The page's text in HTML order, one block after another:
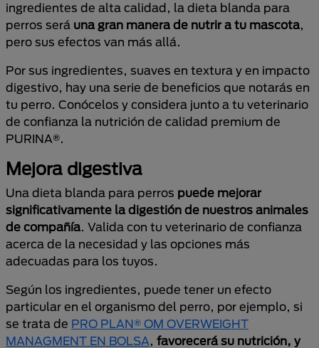
ingredientes de alta calidad, la dieta blanda para
perros será una gran manera de nutrir a tu mascota,
pero sus efectos van más allá.
Por sus ingredientes, suaves en textura y en impacto
digestivo, hay una serie de beneficios que notarás en
tu perro. Conócelos y considera junto a tu veterinario
de confianza la nutrición de calidad premium de
PURINA®.
Mejora digestiva
Una dieta blanda para perros puede mejorar
significativamente la digestión de nuestros animales
de compañía. Valida con tu veterinario de confianza
acerca de la necesidad y las opciones más
adecuadas para los tuyos.
Según los ingredientes, puede tener un efecto
particular en el organismo del perro, por ejemplo, si
se trata de PRO PLAN® OM OVERWEIGHT
MANAGMENT EN BOLSA, favorecerá su nutrición, y